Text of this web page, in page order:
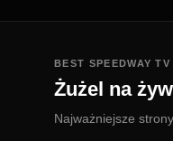
BEST SPEEDWAY TV
Żużel na
Najważniejsze